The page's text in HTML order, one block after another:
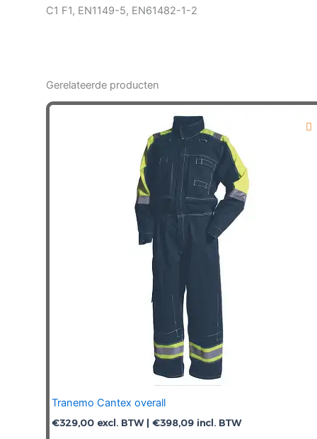
C1 F1, EN1149-5, EN61482-1-2
Gerelateerde producten
Tranemo Cantex overall
€329,00 excl. BTW | €398,09 incl. BTW